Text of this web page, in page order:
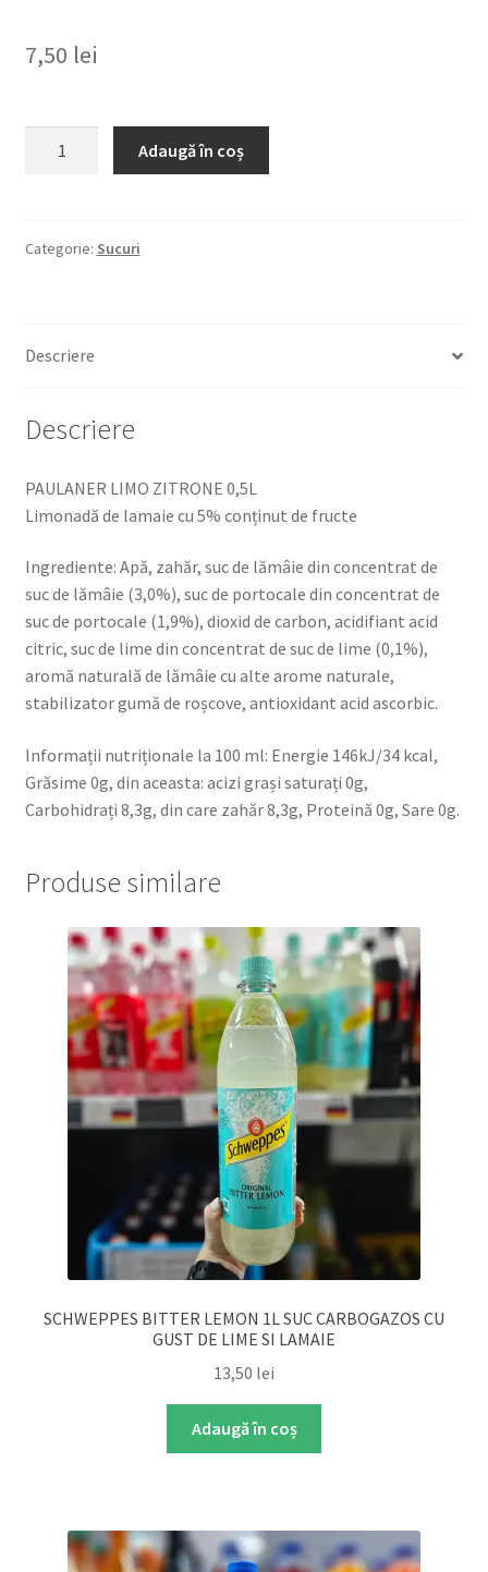
7,50 lei
0,5L
CU
DE
Adaugă în coș
Categorie: Sucuri
Descriere
Descriere
PAULANER LIMO ZITRONE 0,5L
Limonadă de lamaie cu 5% conținut de fructe
Ingrediente: Apă, zahăr, suc de lămâie din concentrat de
suc de lămâie (3,0%), suc de portocale din concentrat de
suc de portocale (1,9%), dioxid de carbon, acidifiant acid
citric, suc de lime din concentrat de suc de lime (0,1%),
aromă naturală de lămâie cu alte arome naturale,
stabilizator gumă de roșcove, antioxidant acid ascorbic.
Informații nutriționale la 100 ml: Energie 146kJ/34 kcal,
Grăsime 0g, din aceasta: acizi grași saturați 0g,
Carbohidrați 8,3g, din care zahăr 8,3g, Proteină 0g, Sare 0g.
Produse similare
SCHWEPPES BITTER LEMON 1L SUC CARBOGAZOS CU
GUST DE LIME SI LAMAIE
13,50 lei
Adaugă în coș